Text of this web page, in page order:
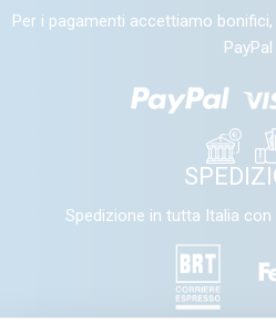
Per i pagamenti accettiamo
PayPal
Spedizione in tutta Italia con